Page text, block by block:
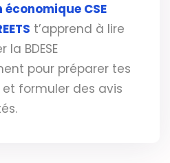
CSE
t’apprend à lire
la BDESE
pour préparer tes
formuler des avis